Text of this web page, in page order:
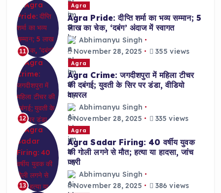
11
Agra
Agra Pride: दीप्ति शर्मा का भव्य सम्मान; 5
लाख का चेक, ‘दबंग’ अंदाज में स्वागत
Abhimanyu Singh
November 28, 2025
355 views
12
Agra
Agra Crime: जगदीशपुरा में महिला टीचर
की दबंगई; युवती के सिर पर डंडा, वीडियो
वायरल
Abhimanyu Singh
November 28, 2025
335 views
13
Agra
Agra Sadar Firing: 40 वर्षीय युवक
की गोली लगने से मौत; हत्या या हादसा, जांच
जारी
Abhimanyu Singh
November 28, 2025
386 views